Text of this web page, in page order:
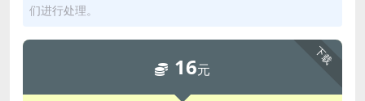
们进行处理。
下载
16元